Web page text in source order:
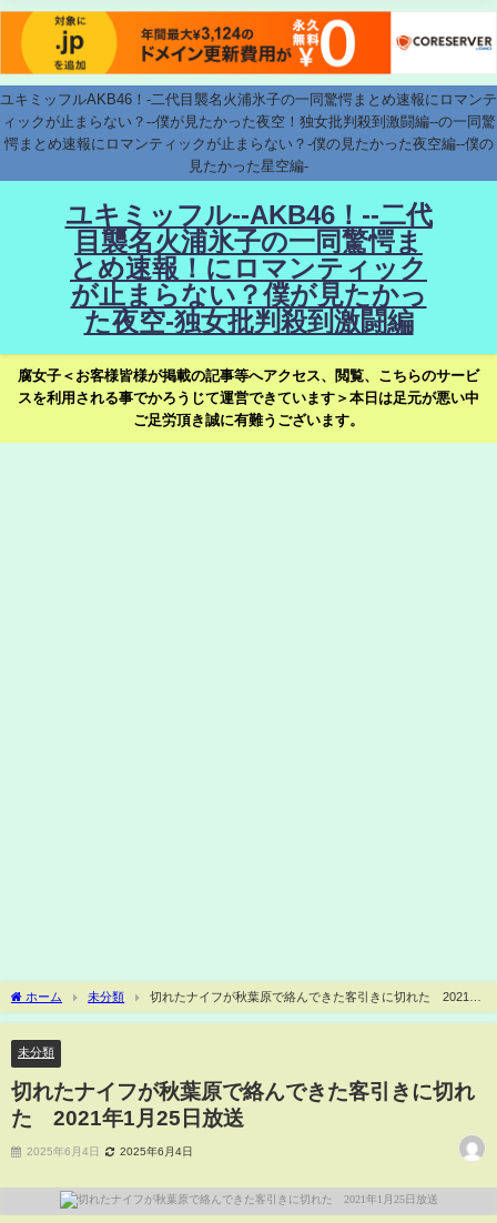
ユキミッフルAKB46！-二代目襲名火浦氷子の一同驚愕まとめ速報にロマンテ
ィックが止まらない？--僕が見たかった夜空！独女批判殺到激闘編--の一同驚
愕まとめ速報にロマンティックが止まらない？-僕の見たかった夜空編--僕の
見たかった星空編-
ユキミッフル--AKB46！--二代
目襲名火浦氷子の一同驚愕ま
とめ速報！にロマンティック
が止まらない？僕が見たかっ
た夜空-独女批判殺到激闘編
腐女子＜お客様皆様が掲載の記事等へアクセス、閲覧、こちらのサービ
スを利用される事でかろうじて運営できています＞本日は足元が悪い中
ご足労頂き誠に有難うございます。
ホーム 未分類
切れたナイフが秋葉原で絡んできた客引きに切れた 2021年
1月25日放送
未分類
切れたナイフが秋葉原で絡んできた客引きに切れ
た 2021年1月25日放送
2025年6月4日 2025年6月4日